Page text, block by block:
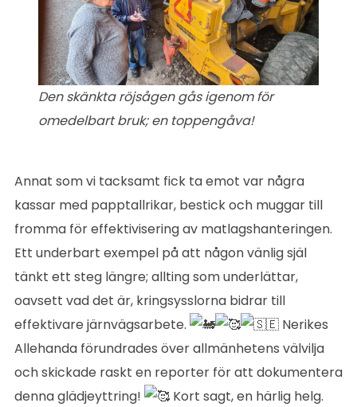
Den skänkta röjsågen gås igenom för
omedelbart bruk; en toppengåva!
Annat som vi tacksamt fick ta emot var några
kassar med papptallrikar, bestick och muggar till
fromma för effektivisering av matlagshanteringen.
Ett underbart exempel på att någon vänlig själ
tänkt ett steg längre; allting som underlättar,
oavsett vad det är, kringsysslorna bidrar till
effektivare järnvägsarbete.
Nerikes
Allehanda förundrades över allmänhetens välvilja
och skickade raskt en reporter för att dokumentera
denna glädjeyttring!
Kort sagt, en härlig helg.